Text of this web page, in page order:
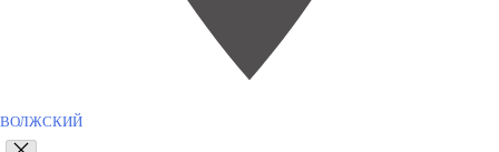
ВОЛЖСКИЙ